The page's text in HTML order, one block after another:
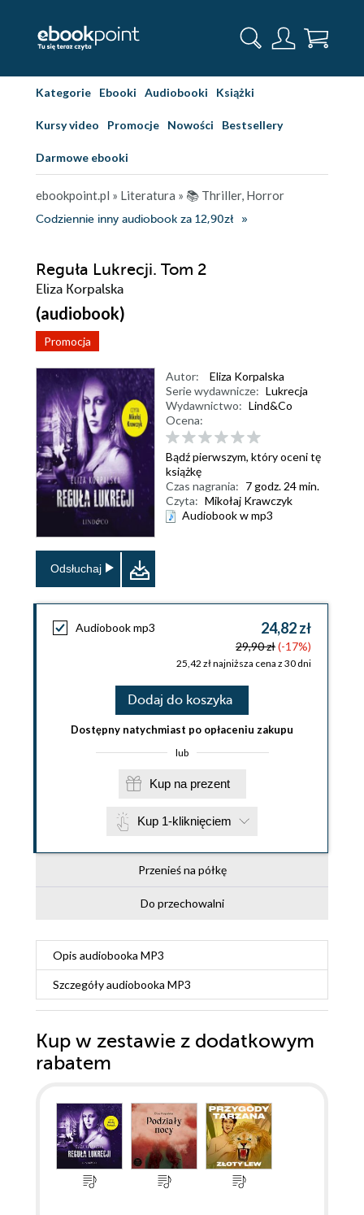
Kategorie Ebooki Audiobooki Książki
Kursy video Promocje Nowości Bestsellery
Darmowe ebooki
ebookpoint.pl » Literatura » 📚 Thriller, Horror
Codziennie inny audiobook za 12,90zł
Reguła Lukrecji. Tom 2
Eliza Korpalska
(audiobook)
Promocja
Odsłuchaj
Autor:
Eliza Korpalska
Serie wydawnicze: Lukrecja
Wydawnictwo: Lind&Co
Ocena:
Bądź pierwszym, który oceni tę
książkę
Czas nagrania: 7 godz. 24 min.
Czyta: Mikołaj Krawczyk
Audiobook w mp3
Audiobook mp3 24,82 zł
29,90 zł(-17%)
25,42 zł najniższa cena z 30 dni
Dodaj do koszyka
Dostępny natychmiast po opłaceniu zakupu
lub
Kup na prezent
Kup 1-kliknięciem
Przenieś na półkę
Do przechowalni
Opis audiobooka MP3
Szczegółyaudiobooka MP3
Kup w zestawie z dodatkowym
rabatem